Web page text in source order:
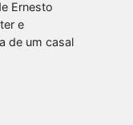
Ernesto
e
de um casal